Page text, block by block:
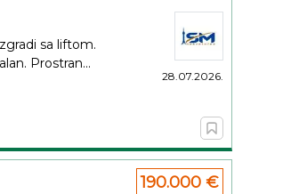
sa liftom.
Prostran...
28.07.2026.
190.000 €